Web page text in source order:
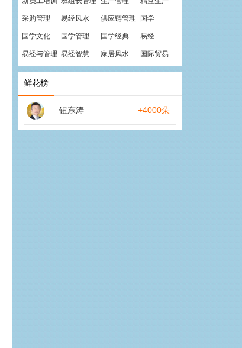
采购管理 易经风水 供应链管理 国学
国学文化 国学管理 国学经典 易经
易经与管理 易经智慧 家居风水 国际贸易
鲜花榜
钮东涛 +4000朵